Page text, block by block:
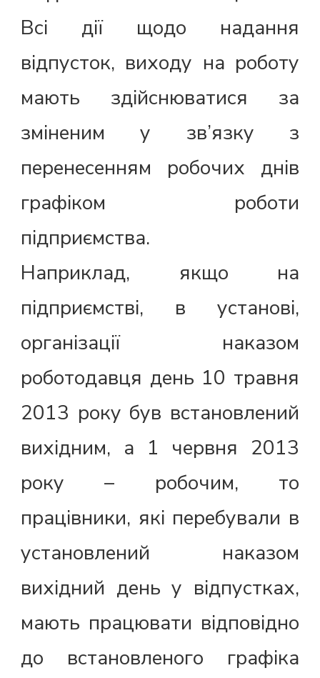
Всі дії щодо надання
відпусток, виходу на роботу
мають здійснюватися за
зміненим у зв’язку з
перенесенням робочих днів
графіком роботи
підприємства.
Наприклад, якщо на
підприємстві, в установі,
організації наказом
роботодавця день 10 травня
2013 року був встановлений
вихідним, а 1 червня 2013
року – робочим, то
працівники, які перебували в
установлений наказом
вихідний день у відпустках,
мають працювати відповідно
до встановленого графіка